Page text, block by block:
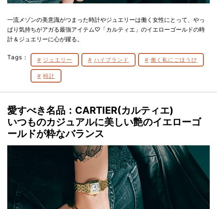
一流メゾンの美意識がつまった時計やジュエリーは働く女性にとって、やっ
ぱり気持ちがアガる最強アイテム♡「カルティエ」のイエローゴールドの時
計＆ジュエリーに心が躍る。
Tags： ジュエリー ハイブランド 働く私にごほうび
時計
愛すべき名品：CARTIER(カルティエ)
いつものカジュアルに美しい艶のイエローゴ
ールドが粋なバランス